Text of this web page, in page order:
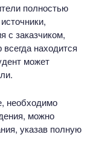
полностью
с заказчиком,
находится
может
необходимо
можно
указав полную